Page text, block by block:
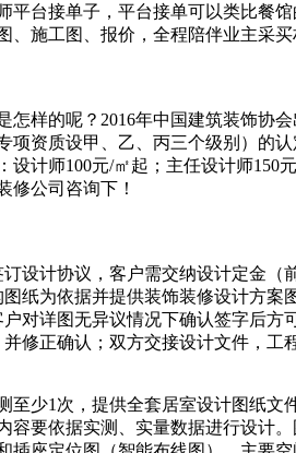
平台接单子，平台接单可以类比餐
、施工图、报价，全程陪伴业主采
怎样的呢？2016年中国建筑装饰协
项资质设甲、乙、丙三个级别）的
计师100元/㎡起；主任设计师150
修公司咨询下！
设计协议，客户需交纳设计定金（
纸为依据并提供装饰装修设计方案
对详图无异议情况下确认签字后方
修正确认；双方交接设计文件，工
至少1次，提供全套居室设计图纸
容要依据实测、实量数据进行设计